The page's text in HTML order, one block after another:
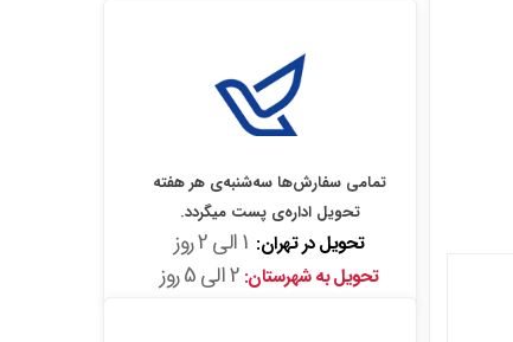
تمامی سفارش‌ها سه‌شنبه‌ی هر هفته
تحویل اداره‌ی پست میگردد.
تحویل در تهران:
تحویل به شهرستان: 2 الی 5 روز